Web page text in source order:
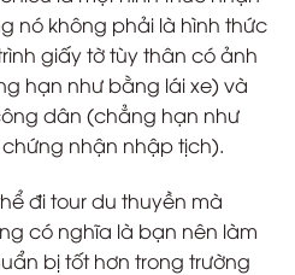
nó không phải là hình thức
giấy tờ tùy thân có ảnh
hạn như bằng lái xe) và
dân (chẳng hạn như
nhận nhập tịch).
đi tour du thuyền mà
có nghĩa là bạn nên làm
bị tốt hơn trong trường